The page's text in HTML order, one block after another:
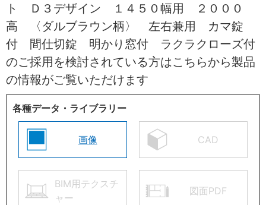
ト Ｄ３デザイン １４５０幅用 ２０００
高 〈ダルブラウン柄〉 左右兼用 カマ錠
付 間仕切錠 明かり窓付 ラクラクローズ付
のご採用を検討されている方はこちらから製品
の情報がご覧いただけます
各種データ・ライブラリー
画像 CAD
BIM用テクスチ
ャー
図面PDF